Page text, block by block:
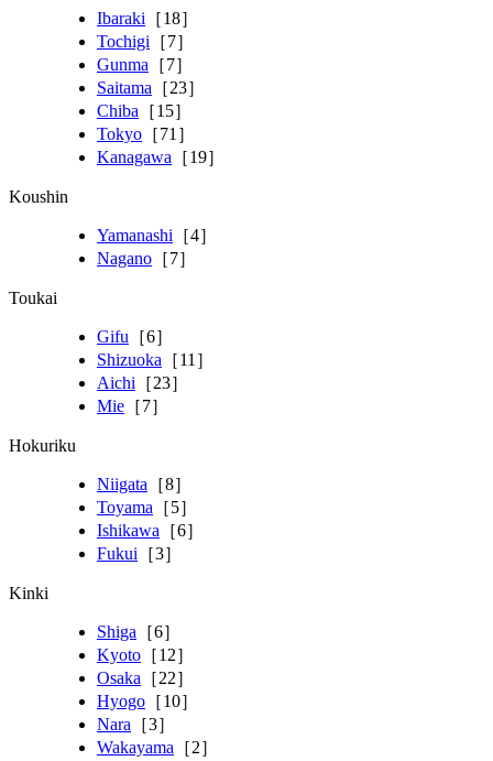
Ibaraki ［18］
Tochigi ［7］
Gunma ［7］
Saitama ［23］
Chiba ［15］
Tokyo ［71］
Kanagawa ［19］
Koushin
Yamanashi ［4］
Nagano ［7］
Toukai
Gifu ［6］
Shizuoka ［11］
Aichi ［23］
Mie ［7］
Hokuriku
Niigata ［8］
Toyama ［5］
Ishikawa ［6］
Fukui ［3］
Kinki
Shiga ［6］
Kyoto ［12］
Osaka ［22］
Hyogo ［10］
Nara ［3］
Wakayama ［2］